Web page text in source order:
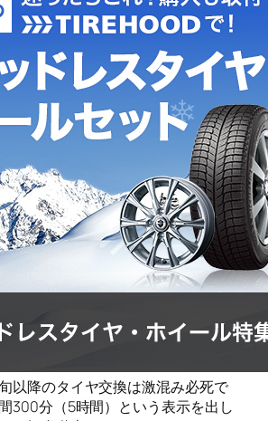
以降のタイヤ交換は激混み必死で
300分（5時間）という表示を出し